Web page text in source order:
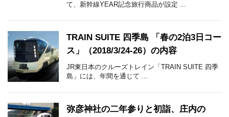
て、新幹線YEAR記念旅行商品が設定 ...
TRAIN SUITE 四季島 「春の2泊3日コー
ス」（2018/3/24-26）の内容
JR東日本のクルーズトレイン「TRAIN SUITE 四季
島」には、年間を通じて ...
弥彦神社の二年参りと初詣、庄内の